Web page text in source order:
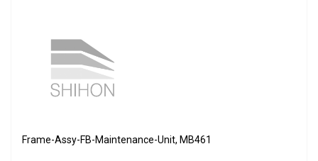
Frame-Assy-FB-Maintenance-Unit, MB461